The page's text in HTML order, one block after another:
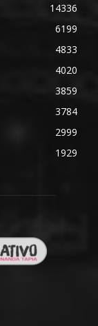
14336
6199
4833
4020
3859
3784
2999
1929